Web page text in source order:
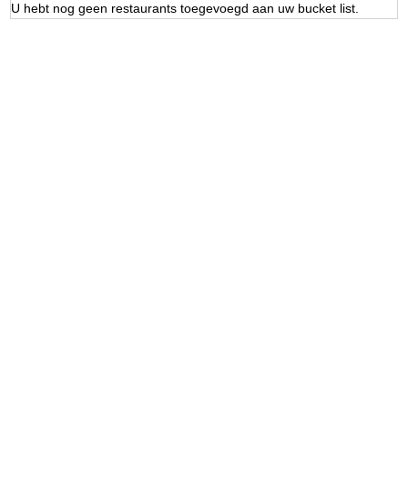
U hebt nog geen restaurants toegevoegd aan uw bucket list.